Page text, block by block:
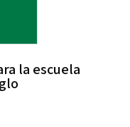
la escuela